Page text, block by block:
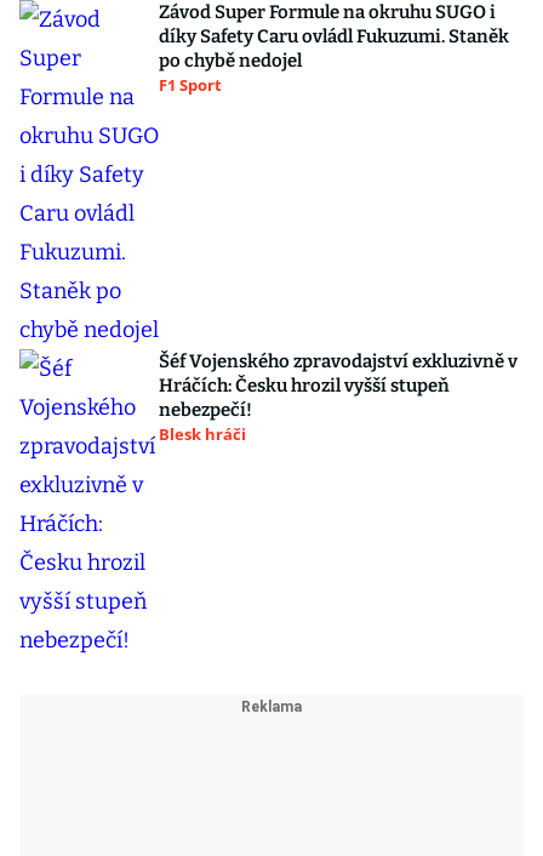
Závod Super Formule na okruhu SUGO i
díky Safety Caru ovládl Fukuzumi. Staněk
po chybě nedojel
F1 Sport
Šéf Vojenského zpravodajství exkluzivně v
Hráčích: Česku hrozil vyšší stupeň
nebezpečí!
Blesk hráči